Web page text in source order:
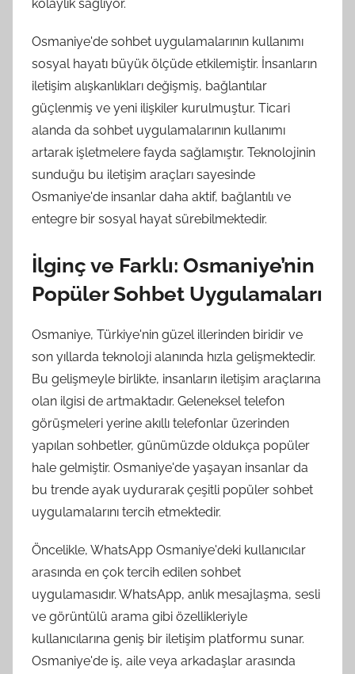
kolaylık sağlıyor.
Osmaniye'de sohbet uygulamalarının kullanımı
sosyal hayatı büyük ölçüde etkilemiştir. İnsanların
iletişim alışkanlıkları değişmiş, bağlantılar
güçlenmiş ve yeni ilişkiler kurulmuştur. Ticari
alanda da sohbet uygulamalarının kullanımı
artarak işletmelere fayda sağlamıştır. Teknolojinin
sunduğu bu iletişim araçları sayesinde
Osmaniye'de insanlar daha aktif, bağlantılı ve
entegre bir sosyal hayat sürebilmektedir.
İlginç ve Farklı: Osmaniye’nin
Popüler Sohbet Uygulamaları
Osmaniye, Türkiye'nin güzel illerinden biridir ve
son yıllarda teknoloji alanında hızla gelişmektedir.
Bu gelişmeyle birlikte, insanların iletişim araçlarına
olan ilgisi de artmaktadır. Geleneksel telefon
görüşmeleri yerine akıllı telefonlar üzerinden
yapılan sohbetler, günümüzde oldukça popüler
hale gelmiştir. Osmaniye'de yaşayan insanlar da
bu trende ayak uydurarak çeşitli popüler sohbet
uygulamalarını tercih etmektedir.
Öncelikle, WhatsApp Osmaniye'deki kullanıcılar
arasında en çok tercih edilen sohbet
uygulamasıdır. WhatsApp, anlık mesajlaşma, sesli
ve görüntülü arama gibi özellikleriyle
kullanıcılarına geniş bir iletişim platformu sunar.
Osmaniye'de iş, aile veya arkadaşlar arasında